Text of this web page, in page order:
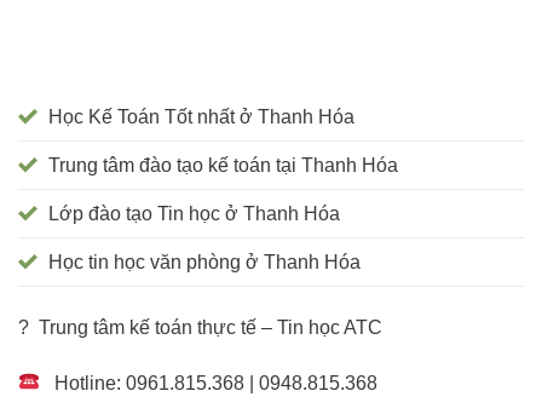
Học Kế Toán Tốt nhất ở Thanh Hóa
Trung tâm đào tạo kế toán tại Thanh Hóa
Lớp đào tạo Tin học ở Thanh Hóa
Học tin học văn phòng ở Thanh Hóa
? Trung tâm kế toán thực tế – Tin học ATC
Hotline: 0961.815.368 | 0948.815.368